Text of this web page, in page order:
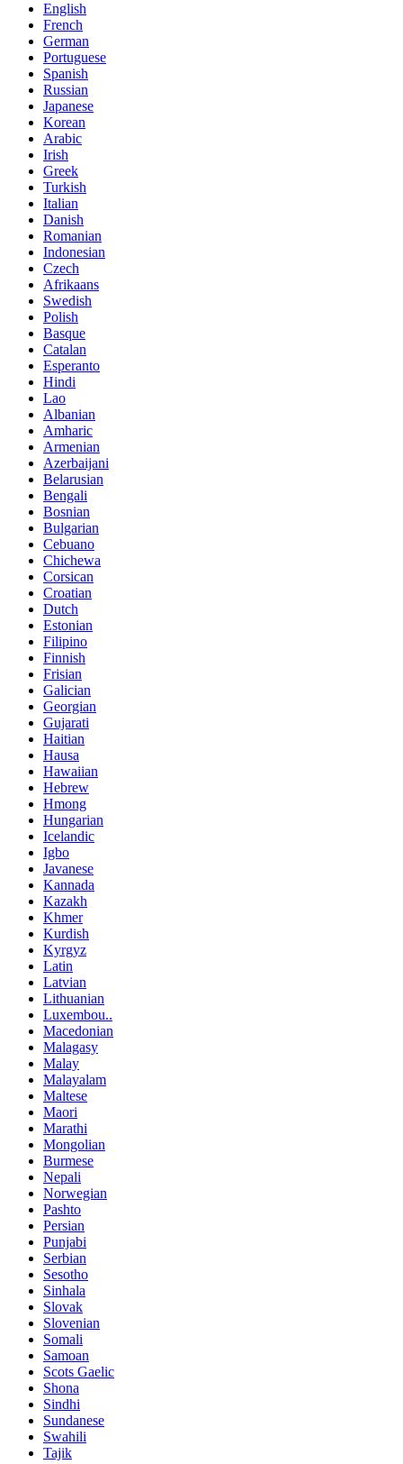
English
French
German
Portuguese
Spanish
Russian
Japanese
Korean
Arabic
Irish
Greek
Turkish
Italian
Danish
Romanian
Indonesian
Czech
Afrikaans
Swedish
Polish
Basque
Catalan
Esperanto
Hindi
Lao
Albanian
Amharic
Armenian
Azerbaijani
Belarusian
Bengali
Bosnian
Bulgarian
Cebuano
Chichewa
Corsican
Croatian
Dutch
Estonian
Filipino
Finnish
Frisian
Galician
Georgian
Gujarati
Haitian
Hausa
Hawaiian
Hebrew
Hmong
Hungarian
Icelandic
Igbo
Javanese
Kannada
Kazakh
Khmer
Kurdish
Kyrgyz
Latin
Latvian
Lithuanian
Luxembou..
Macedonian
Malagasy
Malay
Malayalam
Maltese
Maori
Marathi
Mongolian
Burmese
Nepali
Norwegian
Pashto
Persian
Punjabi
Serbian
Sesotho
Sinhala
Slovak
Slovenian
Somali
Samoan
Scots Gaelic
Shona
Sindhi
Sundanese
Swahili
Tajik